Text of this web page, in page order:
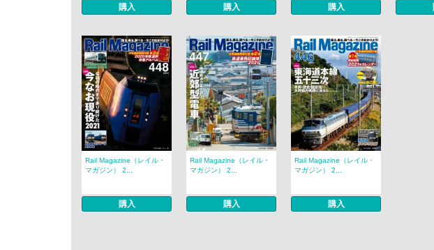
購入 購入 購入
Rail Magazine（レイル・
マガジン） 2...
購入
Rail Magazine（レイル・
マガジン） 2...
購入
Rail Magazine（レイル・
マガジン） 2...
購入